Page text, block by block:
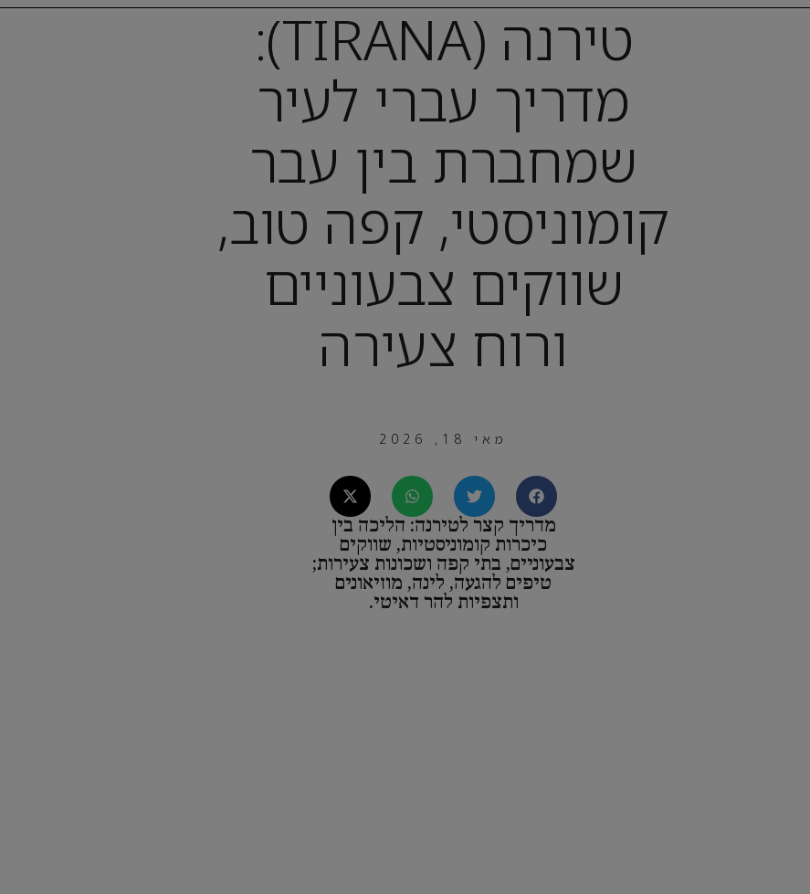
טירנה (TIRANA):
מדריך עברי לעיר
שמחברת בין עבר
קומוניסטי, קפה טוב,
שווקים צבעוניים
ורוח צעירה
מאי 18, 2026
מדריך קצר לטירנה: הליכה בין
כיכרות קומוניסטיות, שווקים
צבעוניים, בתי קפה ושכונות צעירות;
טיפים להגעה, לינה, מוזיאונים
ותצפיות להר דאיטי.